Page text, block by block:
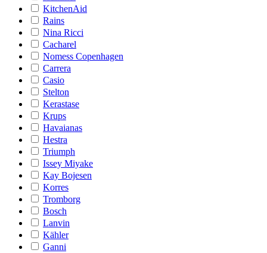
KitchenAid
Rains
Nina Ricci
Cacharel
Nomess Copenhagen
Carrera
Casio
Stelton
Kerastase
Krups
Havaianas
Hestra
Triumph
Issey Miyake
Kay Bojesen
Korres
Tromborg
Bosch
Lanvin
Kähler
Ganni